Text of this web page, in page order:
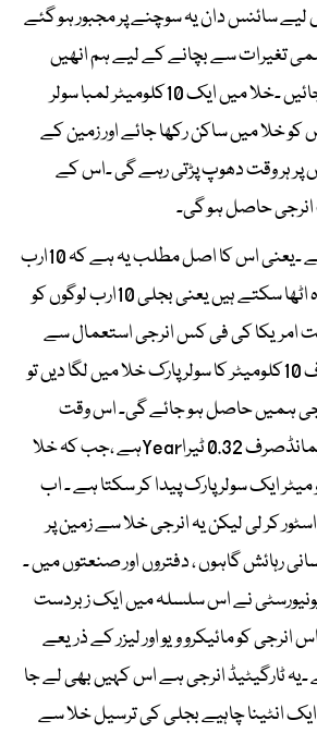
سائنس دان یہ سوچنے پر مجبور ہو گئے
تغیرات سے بچانے کے لیے ہم انھیں
اٹھائیں اور خلا میں لے جائیں ۔خلا میں ایک 10کلومیٹر لمبا سولر
کو خلا میں ساکن رکھا جائے اور زمین کے
پر ہر وقت دھوپ پڑتی رہے گی ۔اس کے
یہ انرجی کا ایک یونٹ ہے ۔یعنی اس کا اصل مطلب یہ ہے کہ 10ارب
لوگ اس انرجی سے فائدہ اٹھا سکتے ہیں یعنی بجلی 10ارب لوگوں کو
امریکا کی فی کس انرجی استعمال سے
6گنا زیادہ ہے ۔اگر صرف 10کلومیٹر کا سولر پارک خلا میں لگا دیں تو
ہمیں حاصل ہو جائے گی۔ اس وقت
برطانیہ کی انرجی کی ڈیمانڈصرف 0.32 ٹیراYearہے ،جب کہ خلا
واٹ 10کلو میٹر ایک سولر پارک پیدا کر سکتا ہے ۔ اب
کر لی لیکن یہ انرجی خلا سے زمین پر
رہائش گاہوں ، دفتروں اور صنعتوں میں ۔
نے اس سلسلہ میں ایک زبردست
کو مائیکرو ویو اور لیزر کے ذریعے
ٹارگیٹیڈ انرجی ہے اس کہیں بھی لے جا
انٹینا چاہیے بجلی کی ترسیل خلا سے